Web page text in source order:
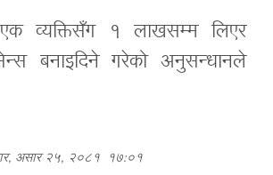
व्यक्तिसँग १ लाखसम्म लिएर
बनाइदिने गरेको अनुसन्धानले
असार २५, २०८१ १७:०१